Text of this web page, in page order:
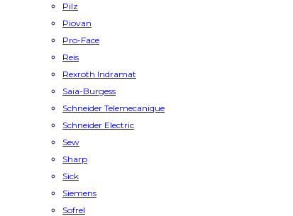
Pilz
Piovan
Pro-Face
Reis
Rexroth Indramat
Saia-Burgess
Schneider Telemecanique
Schneider Electric
Sew
Sharp
Sick
Siemens
Sofrel